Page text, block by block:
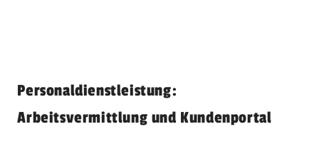
Personaldienstleistung:
Arbeitsvermittlung und Kundenportal